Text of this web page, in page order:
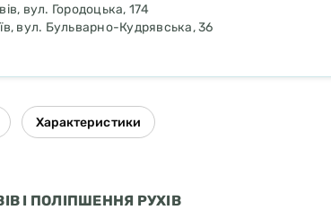
вул. Городоцька, 174
вул. Бульварно-Кудрявська, 36
Характеристики
І ПОЛІПШЕННЯ РУХІВ